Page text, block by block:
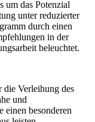
um das Potenzial
unter reduzierter
durch einen
in der
beleuchtet.
die Verleihung des
und
einen besonderen